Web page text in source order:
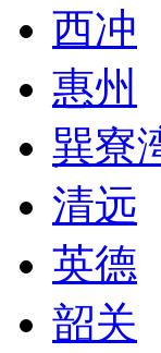
西冲
惠州
巽寮
清远
英德
韶关